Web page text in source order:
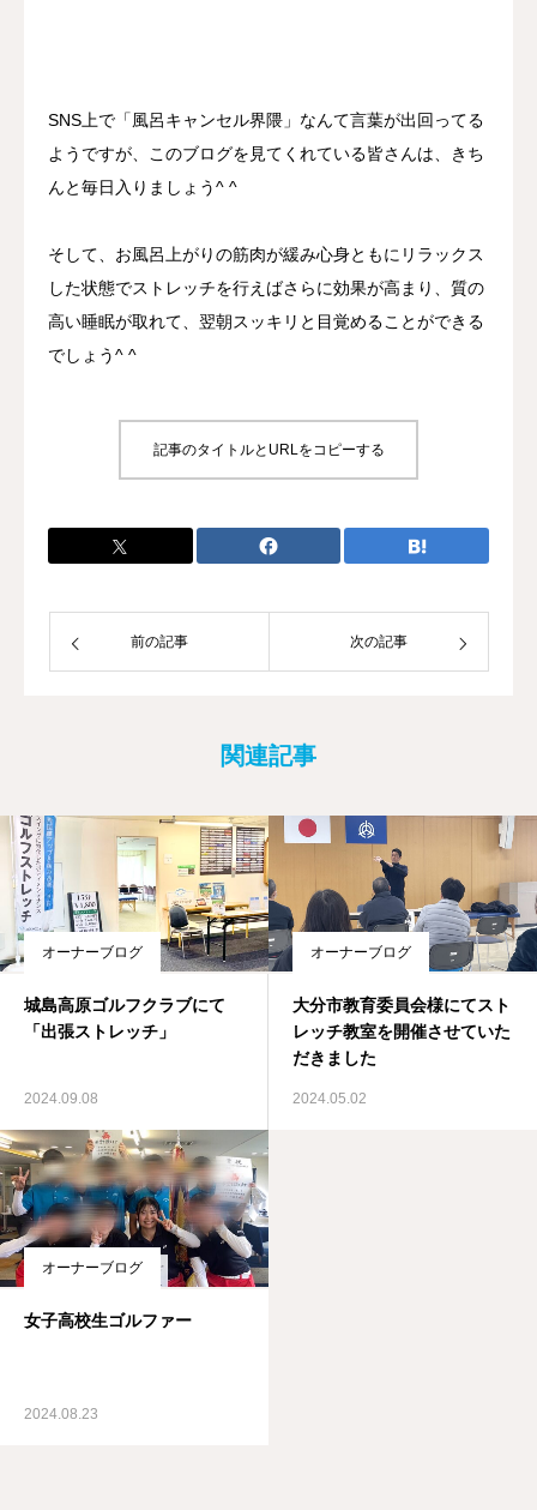
SNS上で「風呂キャンセル界隈」なんて言葉が出回ってる
ようですが、このブログを見てくれている皆さんは、きち
んと毎日入りましょう^ ^
そして、お風呂上がりの筋肉が緩み心身ともにリラックス
した状態でストレッチを行えばさらに効果が高まり、質の
高い睡眠が取れて、翌朝スッキリと目覚めることができる
でしょう^ ^
記事のタイトルとURLをコピーする
前の記事 次の記事
関連記事
オーナーブログ
城島高原ゴルフクラブにて
「出張ストレッチ」
2024.09.08
オーナーブログ
大分市教育委員会様にてスト
レッチ教室を開催させていた
だきました
2024.05.02
オーナーブログ
女子高校生ゴルファー
2024.08.23